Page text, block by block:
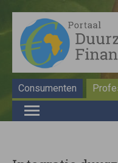
Consumenten